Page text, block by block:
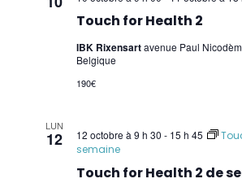
Wellness Kinesiology/Stress
Corps Énergie
Réflexes archaïques (IMP)
Touch for Health 2
IBK Rixensartavenue Paul
Belgique
190€
LUN
12
Touch for Health 2 de
12 octobre à 9 h 30 - 15 h 45
semaine